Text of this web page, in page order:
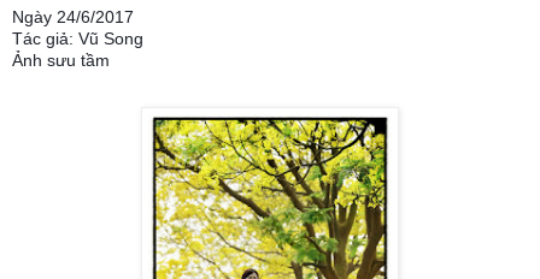
Ngày 24/6/2017
Tác giả: Vũ Song
Ảnh sưu tầm